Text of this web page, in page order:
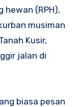
(RPH),
musiman
Kusir,
jalan di
biasa pesan